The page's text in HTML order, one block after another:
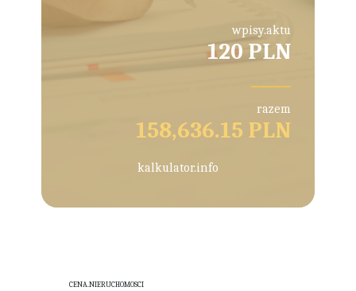
wpisy.aktu
120 PLN
razem
158,636.15 PLN
kalkulator.info
CENA.NIERUCHOMOSCI